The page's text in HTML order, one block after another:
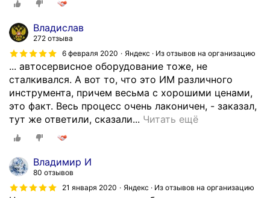
а
п
о
ь
Владислав
272 отзыва
6 февраля 2020
Яндекс · Из отзывов на организацию
... автосервисное оборудование тоже, не
сталкивался. А вот то, что это ИМ различного
инструмента, причем весьма с хорошими ценами,
это факт. Весь процесс очень лаконичен, - заказал,
тут же ответили, сказали... Читать ещёВ
ж
Владимир И
80 отзывов
21 января 2020
Яндекс · Из отзывов на организацию